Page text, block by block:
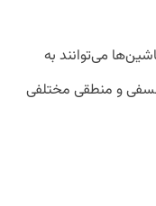
می‌توانند به
و منطقی مختلفی